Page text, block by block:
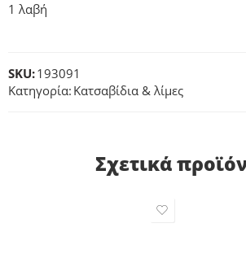
1 λαβή
SKU:193091
Κατηγορία: Κατσαβίδια & λίμες
Σχετικά